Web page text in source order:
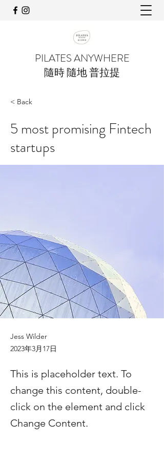
PILATES ANYWHERE
隨時 隨地 普拉提
< Back
5 most promising Fintech
startups
Jess Wilder
2023年3月17日
This is placeholder text. To
change this content, double-
click on the element and click
Change Content.